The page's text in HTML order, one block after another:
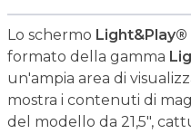
Lo schermo Light&Play®
formato della gamma
un'ampia area di
mostra i contenuti di
del modello da 21,5",